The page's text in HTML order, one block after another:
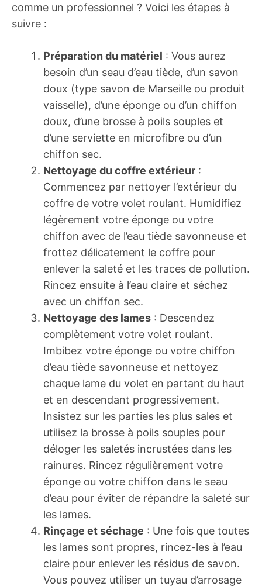
comme un professionnel ? Voici les étapes à
suivre :
Préparation du matériel : Vous aurez
besoin d’un seau d’eau tiède, d’un savon
doux (type savon de Marseille ou produit
vaisselle), d’une éponge ou d’un chiffon
doux, d’une brosse à poils souples et
d’une serviette en microfibre ou d’un
chiffon sec.
Nettoyage du coffre extérieur :
Commencez par nettoyer l’extérieur du
coffre de votre volet roulant. Humidifiez
légèrement votre éponge ou votre
chiffon avec de l’eau tiède savonneuse et
frottez délicatement le coffre pour
enlever la saleté et les traces de pollution.
Rincez ensuite à l’eau claire et séchez
avec un chiffon sec.
Nettoyage des lames : Descendez
complètement votre volet roulant.
Imbibez votre éponge ou votre chiffon
d’eau tiède savonneuse et nettoyez
chaque lame du volet en partant du haut
et en descendant progressivement.
Insistez sur les parties les plus sales et
utilisez la brosse à poils souples pour
déloger les saletés incrustées dans les
rainures. Rincez régulièrement votre
éponge ou votre chiffon dans le seau
d’eau pour éviter de répandre la saleté sur
les lames.
Rinçage et séchage : Une fois que toutes
les lames sont propres, rincez-les à l’eau
claire pour enlever les résidus de savon.
Vous pouvez utiliser un tuyau d’arrosage